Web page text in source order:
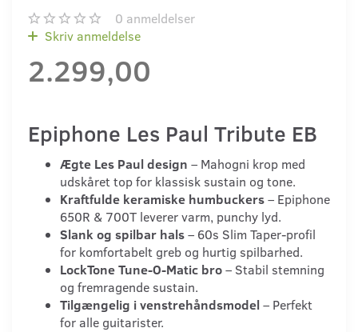
0 anmeldelser
Skriv anmeldelse
2.299,00
Epiphone Les Paul Tribute EB
Ægte Les Paul design – Mahogni krop med
udskåret top for klassisk sustain og tone.
Kraftfulde keramiske humbuckers– Epiphone
650R & 700T leverer varm, punchy lyd.
Slank og spilbar hals– 60s Slim Taper-profil
for komfortabelt greb og hurtig spilbarhed.
LockTone Tune-O-Matic bro– Stabil stemning
og fremragende sustain.
Tilgængelig i venstrehåndsmodel– Perfekt
for alle guitarister.